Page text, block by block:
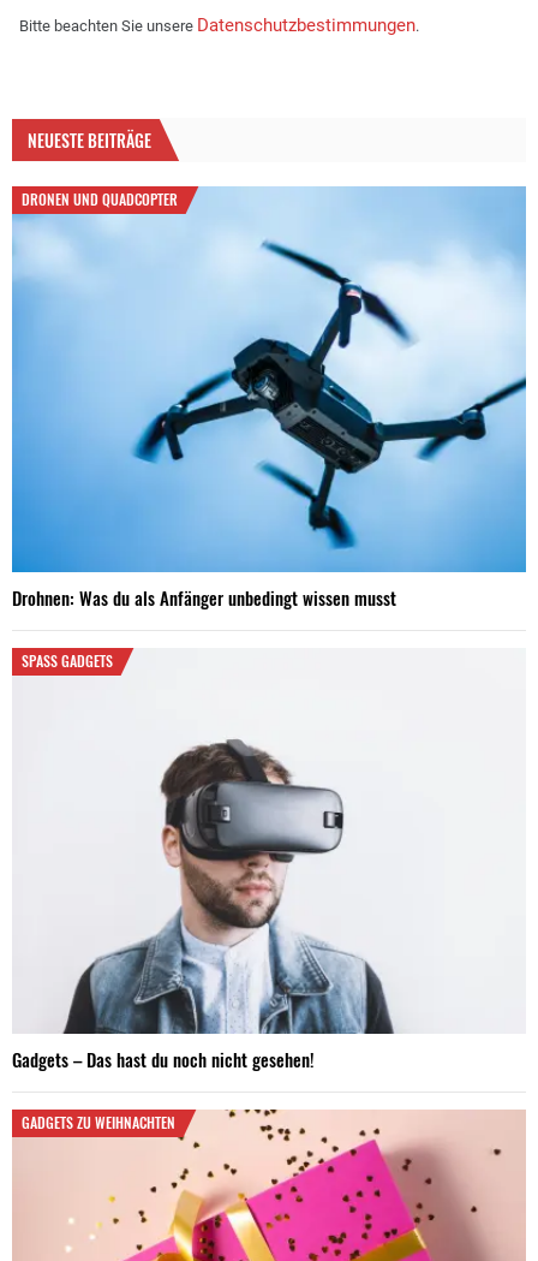
Bitte beachten Sie unsere Datenschutzbestimmungen.
NEUESTE BEITRÄGE
DRONEN UND QUADCOPTER
Drohnen: Was du als Anfänger unbedingt wissen musst
SPASS GADGETS
Gadgets – Das hast du noch nicht gesehen!
GADGETS ZU WEIHNACHTEN